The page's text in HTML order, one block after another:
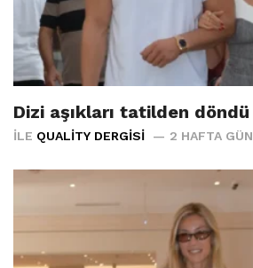
Dizi aşıkları tatilden döndü
İLE QUALITY DERGISI 2 HAFTA GÜN